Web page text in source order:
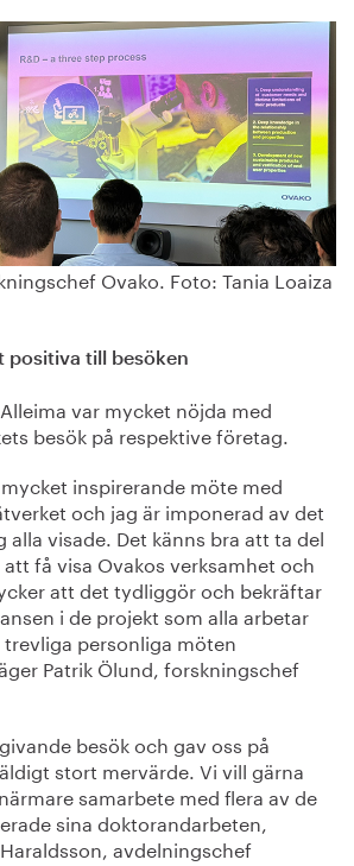
Ovako. Foto: Tania Loaiza
positiva till besöken
var mycket nöjda med
besök på respektive företag.
inspirerande möte med
och jag är imponerad av det
alla visade. Det känns bra att ta del
få visa Ovakos verksamhet och
att det tydliggör och bekräftar
i de projekt som alla arbetar
personliga möten
Patrik Ölund, forskningschef
besök och gav oss på
stort mervärde. Vi vill gärna
samarbete med flera av de
sina doktorandarbeten,
avdelningschef